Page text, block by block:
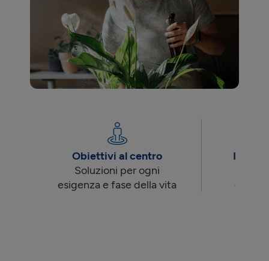
Obiettivi al centro
Soluzioni per ogni
esigenza e fase della vita